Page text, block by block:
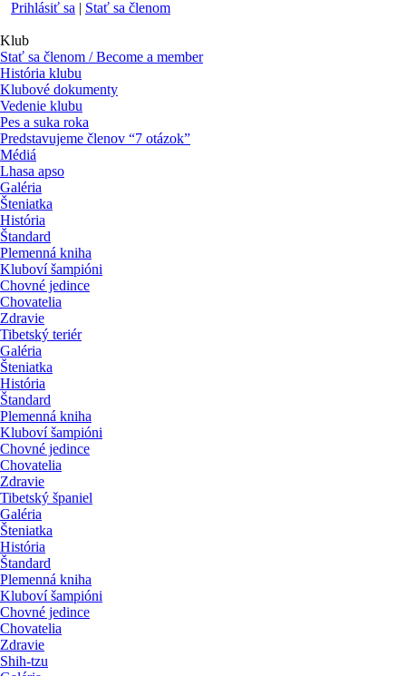
Prihlásiť sa | Stať sa členom
Klub
Stať sa členom / Become a member
História klubu
Klubové dokumenty
Vedenie klubu
Pes a suka roka
Predstavujeme členov “7 otázok”
Médiá
Lhasa apso
Galéria
Šteniatka
História
Štandard
Plemenná kniha
Kluboví šampióni
Chovné jedince
Chovatelia
Zdravie
Tibetský teriér
Galéria
Šteniatka
História
Štandard
Plemenná kniha
Kluboví šampióni
Chovné jedince
Chovatelia
Zdravie
Tibetský španiel
Galéria
Šteniatka
História
Štandard
Plemenná kniha
Kluboví šampióni
Chovné jedince
Chovatelia
Zdravie
Shih-tzu